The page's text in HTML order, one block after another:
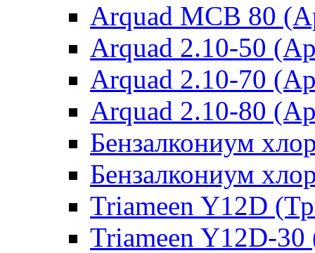
Arquad MCB 80
Arquad 2.10-50
Arquad 2.10-70
Arquad 2.10-80
Бензалкониум
Бензалкониум
Triameen Y12D
Triameen Y12D-